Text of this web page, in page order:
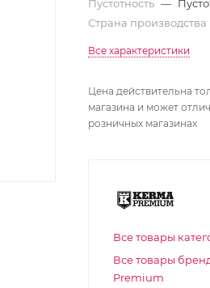
Пустотность —
Страна производства
Все характеристики
Цена действительна
магазина и может
розничных магазинах
Все товары
Все товары
Premium